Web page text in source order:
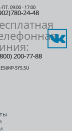
09:00 - 17:00
24-48
200-77-88
SYS.SU